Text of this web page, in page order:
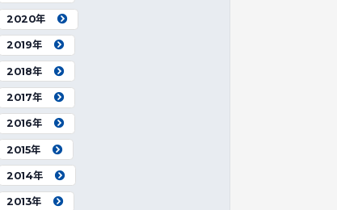
2020年
2019年
2018年
2017年
2016年
2015年
2014年
2013年